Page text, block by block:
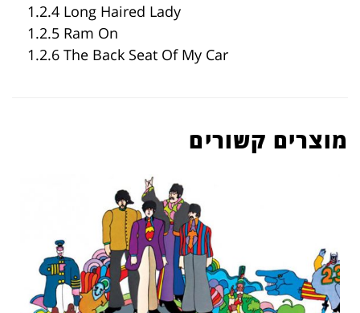
1.2.4 Long Haired Lady
1.2.5 Ram On
1.2.6 The Back Seat Of My Car
מוצרים קשורים